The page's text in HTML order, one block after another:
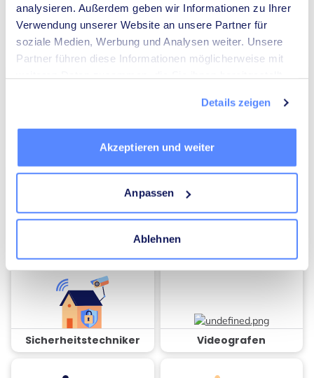
analysieren. Außerdem geben wir Informationen zu Ihrer
Verwendung unserer Website an unsere Partner für
soziale Medien, Werbung und Analysen weiter. Unsere
Partner führen diese Informationen möglicherweise mit
Details zeigen
Akzeptieren und weiter
Anpassen
Ablehnen
Umzugsunternehmen Heizungsbauer
Elektriker Mediatoren
Sicherheitstechniker Videografen